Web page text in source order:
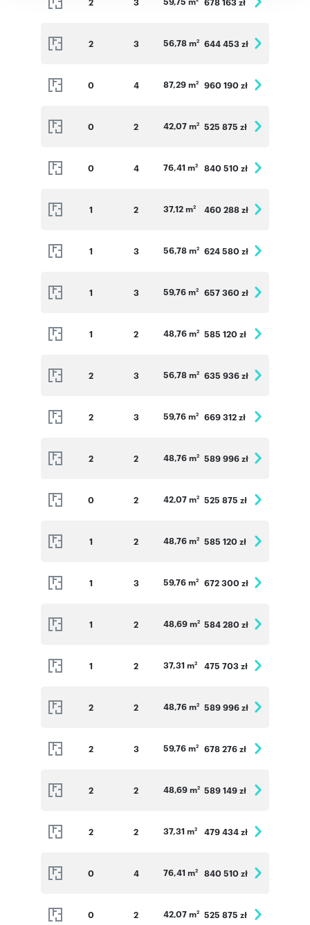
2 3 56,78 m2 644 453 zł
0 4 87,29 m2 960 190 zł
0 2 42,07 m2 525 875 zł
0 4 76,41 m2 840 510 zł
1 2 37,12 m2 460 288 zł
1 3 56,78 m2 624 580 zł
1 3 59,76 m2 657 360 zł
1 2 48,76 m2 585 120 zł
2 3 56,78 m2 635 936 zł
2 3 59,76 m2 669 312 zł
2 2 48,76 m2 589 996 zł
0 2 42,07 m2 525 875 zł
1 2 48,76 m2 585 120 zł
1 3 59,76 m2 672 300 zł
1 2 48,69 m2 584 280 zł
1 2 37,31 m2 475 703 zł
2 2 48,76 m2 589 996 zł
2 3 59,76 m2 678 276 zł
2 2 48,69 m2 589 149 zł
2 2 37,31 m2 479 434 zł
0 4 76,41 m2 840 510 zł
0 2 42,07 m2 525 875 zł